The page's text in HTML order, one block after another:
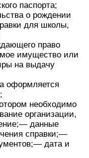
паспорта;
о рождении
для школы,
право
имущество или
на выдачу
оформляется
необходимо
организации,
данные
справки;—
дата и